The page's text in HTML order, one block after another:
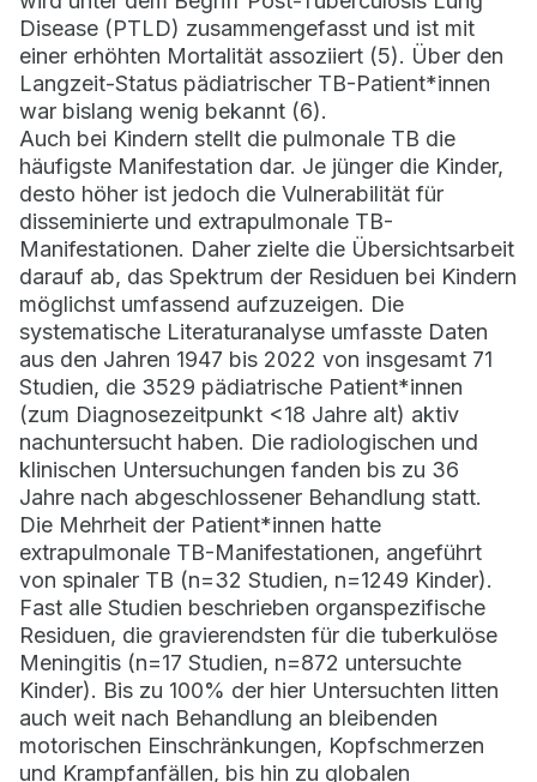
Disease (PTLD) zusammengefasst und ist mit
einer erhöhten Mortalität assoziiert (5). Über den
Langzeit-Status pädiatrischer TB-Patient*innen
war bislang wenig bekannt (6).
Auch bei Kindern stellt die pulmonale TB die
häufigste Manifestation dar. Je jünger die Kinder,
desto höher ist jedoch die Vulnerabilität für
disseminierte und extrapulmonale TB-
Manifestationen. Daher zielte die Übersichtsarbeit
darauf ab, das Spektrum der Residuen bei Kindern
möglichst umfassend aufzuzeigen. Die
systematische Literaturanalyse umfasste Daten
aus den Jahren 1947 bis 2022 von insgesamt 71
Studien, die 3529 pädiatrische Patient*innen
(zum Diagnosezeitpunkt <18 Jahre alt) aktiv
nachuntersucht haben. Die radiologischen und
klinischen Untersuchungen fanden bis zu 36
Jahre nach abgeschlossener Behandlung statt.
Die Mehrheit der Patient*innen hatte
extrapulmonale TB-Manifestationen, angeführt
von spinaler TB (n=32 Studien, n=1249 Kinder).
Fast alle Studien beschrieben organspezifische
Residuen, die gravierendsten für die tuberkulöse
Meningitis (n=17 Studien, n=872 untersuchte
Kinder). Bis zu 100% der hier Untersuchten litten
auch weit nach Behandlung an bleibenden
motorischen Einschränkungen, Kopfschmerzen
und Krampfanfällen, bis hin zu globalen